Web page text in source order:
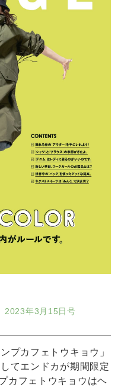
2023年3月15日号
プカフェトウキョウ」
てエンドカが期間限定
カフェトウキョウはヘ